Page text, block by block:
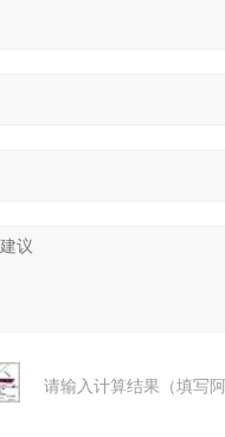
请输入计算结果（填写